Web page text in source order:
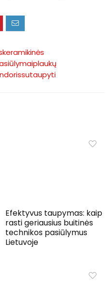
keramikinės
plaukų
sutaupyti
Efektyvus taupymas: kaip
rasti geriausius buitinės
technikos pasiūlymus
Lietuvoje